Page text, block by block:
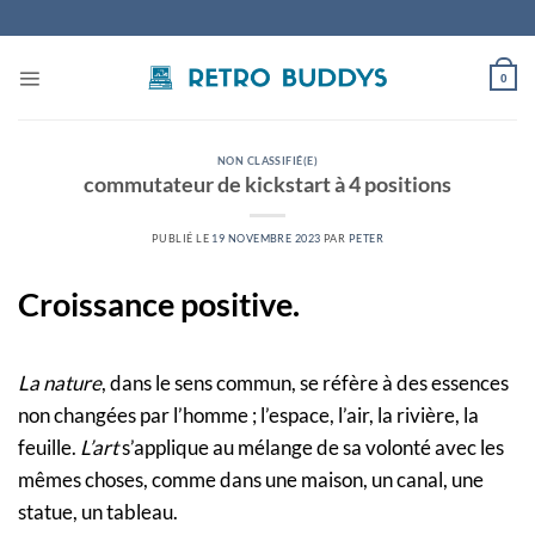
au
0
NON CLASSIFIÉ(E)
commutateur de kickstart à 4 positions
PUBLIÉ LE 19 NOVEMBRE 2023 PAR PETER
Croissance positive.
La nature, dans le sens commun, se réfère à des essences
non changées par l’homme ; l’espace, l’air, la rivière, la
feuille. L’arts’applique au mélange de sa volonté avec les
mêmes choses, comme dans une maison, un canal, une
statue, un tableau.